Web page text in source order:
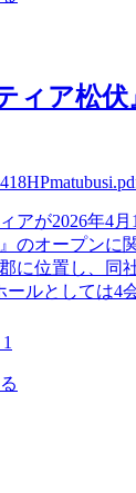
ィア松伏
アが2026年4
のオープンに
に位置し、同
ルとしては4
1